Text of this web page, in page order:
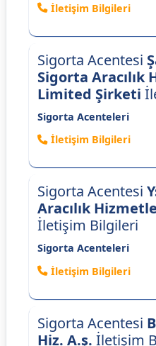
İletişim Bilgileri
Sigorta Acentesi
Sigorta Aracılık
Limited Şirketi
Sigorta Acenteleri
İletişim Bilgileri
Sigorta Acentesi
Aracılık
İletişim Bilgileri
Sigorta Acenteleri
İletişim Bilgileri
Sigorta Acentesi
Hiz. A.ş. İletişim